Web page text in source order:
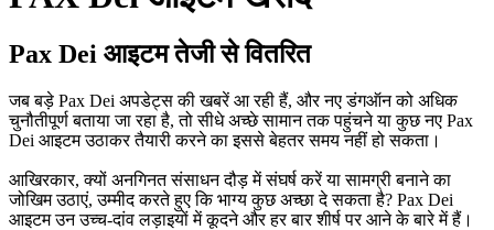
Pax Dei आइटम तेजी से वितरित
जब बड़े Pax Dei अपडेट्स की खबरें आ रही हैं, और नए डंगऑन को अधिक
चुनौतीपूर्ण बताया जा रहा है, तो सीधे अच्छे सामान तक पहुंचने या कुछ नए Pax
Dei आइटम उठाकर तैयारी करने का इससे बेहतर समय नहीं हो सकता।
आखिरकार, क्यों अनगिनत संसाधन दौड़ में संघर्ष करें या सामग्री बनाने का
जोखिम उठाएं, उम्मीद करते हुए कि भाग्य कुछ अच्छा दे सकता है? Pax Dei
आइटम उन उच्च-दांव लड़ाइयों में कूदने और हर बार शीर्ष पर आने के बारे में हैं।